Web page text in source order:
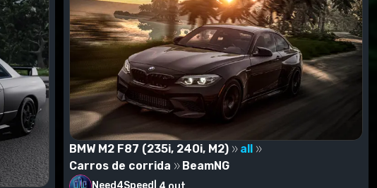
BMW M2 F87 (235i, 240i, M2)
all
Carros de corrida
BeamNG